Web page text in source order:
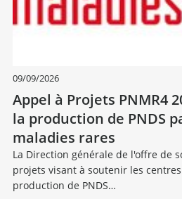
09/09/2026
Appel à Projets PNMR4
la production de PNDS
maladies rares
La Direction générale de l'offre de
projets visant à soutenir les
production de PNDS…